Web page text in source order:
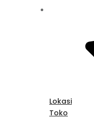
Lokasi
Toko